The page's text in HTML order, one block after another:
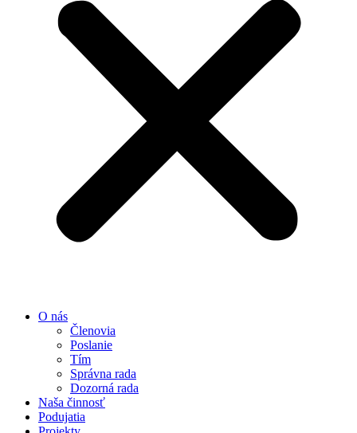
O nás
Členovia
Poslanie
Tím
Správna rada
Dozorná rada
Naša činnosť
Podujatia